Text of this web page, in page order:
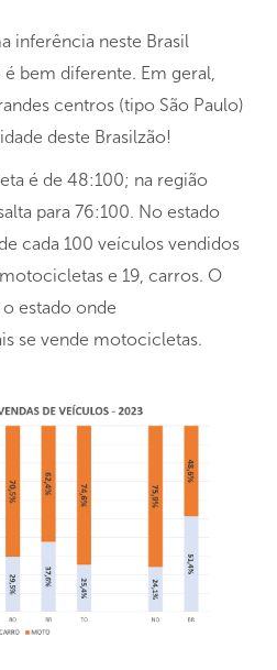
inferência neste Brasil
bem diferente. Em geral,
centros (tipo São Paulo)
deste Brasilzão!
é de 48:100; na região
para 76:100. No estado
cada 100 veículos vendidos
e 19, carros. O
estado onde
se vende motocicletas.